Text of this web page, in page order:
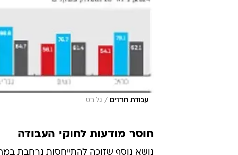
חוסר מודעות לחוקי העבודה
נושא נוסף שזוכה להתייחסות נרחבת
המחקר מציג שיעור נמוך של התאגדות
ניצה קלינר, עמיתה בכירה במכון,
שיותר מרבע מהשכירים במשק, גברים
זה מגלם בתוכו פערים גדולים בין
העובדים בהשוואה ליהודים שאינם
שבו 29% מהנשים חברות בארגוני עובדים.